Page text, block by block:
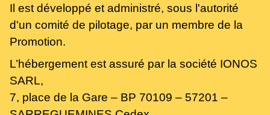
Il est développé et administré, sous l'autorité
d'un comité de pilotage, par un membre de la
Promotion.
L’hébergement est assuré par la société IONOS
SARL,
7, place de la Gare – BP 70109 – 57201 –